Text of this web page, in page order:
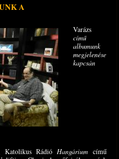
A
Varázs
című
albumunk
megjelenése
kapcsán
Rádió Hangárium című